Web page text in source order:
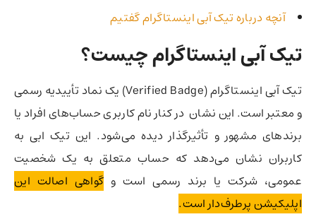
آنچه درباره تیک آبی اینستاگرام گفتیم
تیک آبی اینستاگرام چیست؟
تیک آبی اینستاگرام (Verified Badge) یک نماد تأییدیه رسمی
و معتبر است. این نشان در کنار نام کاربری حساب‌های افراد یا
برندهای مشهور و تأثیرگذار دیده می‌شود. این تیک ابی به
کاربران نشان می‌دهد که حساب متعلق به یک شخصیت
عمومی، شرکت یا برند رسمی است و گواهی اصالت این
اپلیکیشن پرطرف‌دار است.